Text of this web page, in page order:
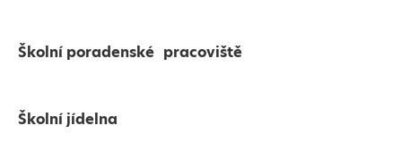
Školní poradenské pracoviště
Školní jídelna